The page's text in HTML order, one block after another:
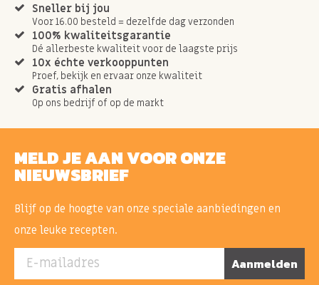
Sneller bij jou
Voor 16.00 besteld = dezelfde dag verzonden
100% kwaliteitsgarantie
Dé allerbeste kwaliteit voor de laagste prijs
10x échte verkooppunten
Proef, bekijk en ervaar onze kwaliteit
Gratis afhalen
Op ons bedrijf of op de markt
MELD JE AAN VOOR ONZE
NIEUWSBRIEF
Blijf op de hoogte van onze speciale aanbiedingen en
onze leuke recepten.
E-mailadres Aanmelden